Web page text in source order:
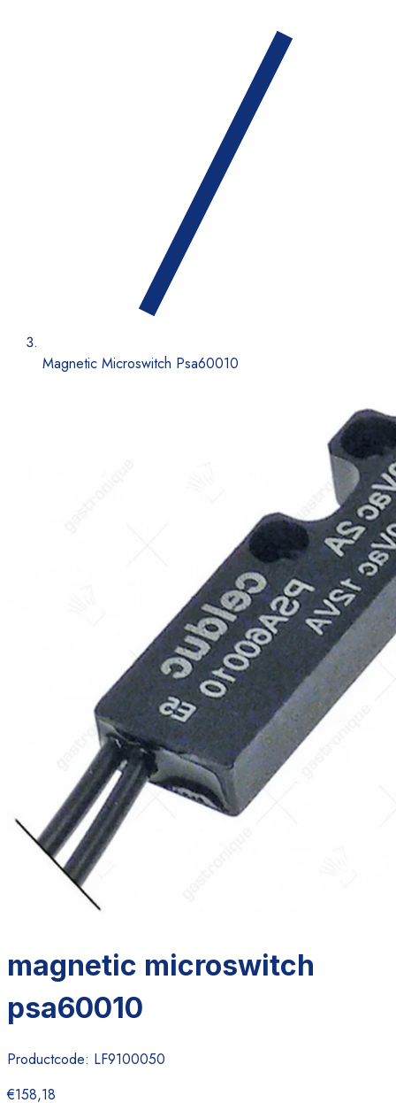
Magnetic Microswitch Psa60010
magnetic microswitch
psa60010
Productcode: LF9100050
€158,18